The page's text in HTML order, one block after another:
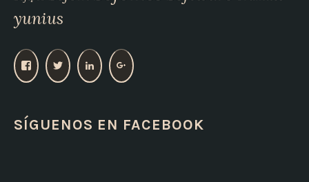
yunius
V
p
e
V
e
V
e
V
SÍGUENOS EN FACEBOOK